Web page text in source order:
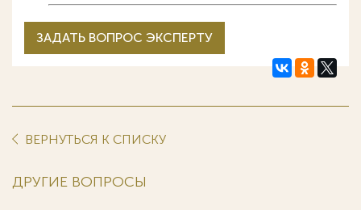
ЗАДАТЬ ВОПРОС ЭКСПЕРТУ
ВЕРНУТЬСЯ К СПИСКУ
ДРУГИЕ ВОПРОСЫ